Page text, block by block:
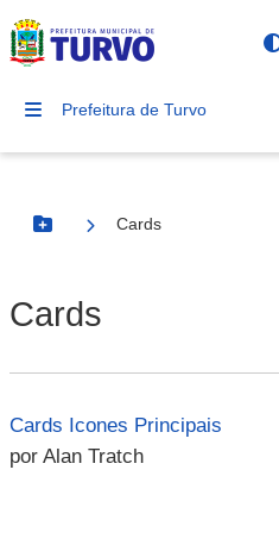
Prefeitura de Turvo
Botão Menu
Cards
Cards
Cards Icones Principais
por Alan Tratch